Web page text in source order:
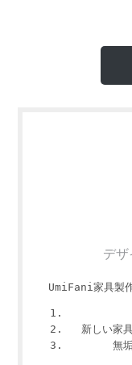
デ
UmiFani家具製
新しい家
無